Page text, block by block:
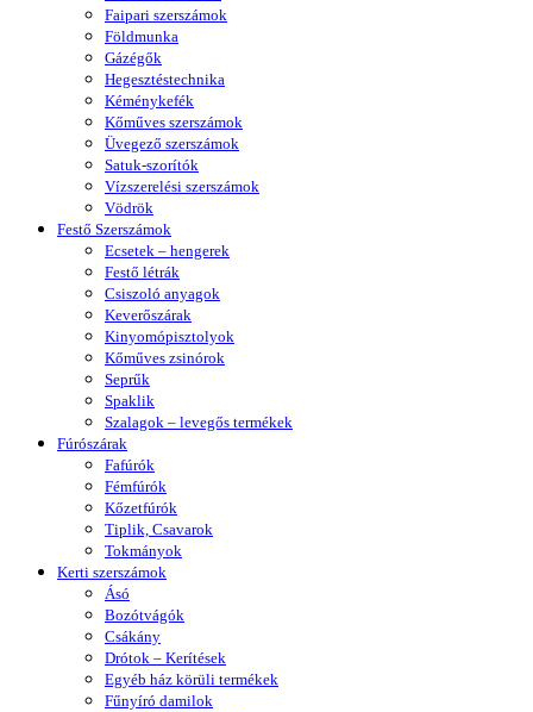
Faipari szerszámok
Földmunka
Gázégők
Hegesztéstechnika
Kéménykefék
Kőműves szerszámok
Üvegező szerszámok
Satuk-szorítók
Vízszerelési szerszámok
Vödrök
Festő Szerszámok
Ecsetek – hengerek
Festő létrák
Csiszoló anyagok
Keverőszárak
Kinyomópisztolyok
Kőműves zsinórok
Seprűk
Spaklik
Szalagok – levegős termékek
Fúrószárak
Fafúrók
Fémfúrók
Kőzetfúrók
Tiplik, Csavarok
Tokmányok
Kerti szerszámok
Ásó
Bozótvágók
Csákány
Drótok – Kerítések
Egyéb ház körüli termékek
Fűnyíró damilok